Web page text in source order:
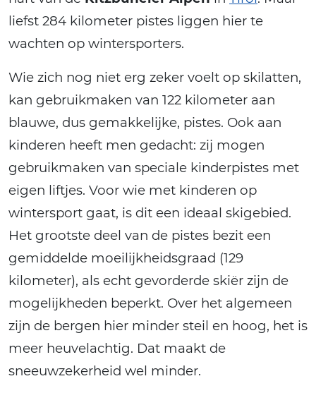
liefst 284 kilometer pistes liggen hier te
wachten op wintersporters.
Wie zich nog niet erg zeker voelt op skilatten,
kan gebruikmaken van 122 kilometer aan
blauwe, dus gemakkelijke, pistes. Ook aan
kinderen heeft men gedacht: zij mogen
gebruikmaken van speciale kinderpistes met
eigen liftjes. Voor wie met kinderen op
wintersport gaat, is dit een ideaal skigebied.
Het grootste deel van de pistes bezit een
gemiddelde moeilijkheidsgraad (129
kilometer), als echt gevorderde skiër zijn de
mogelijkheden beperkt. Over het algemeen
zijn de bergen hier minder steil en hoog, het is
meer heuvelachtig. Dat maakt de
sneeuwzekerheid wel minder.